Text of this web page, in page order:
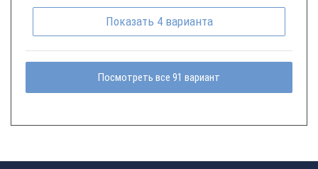
Показать 4 варианта
Посмотреть все 91 вариант